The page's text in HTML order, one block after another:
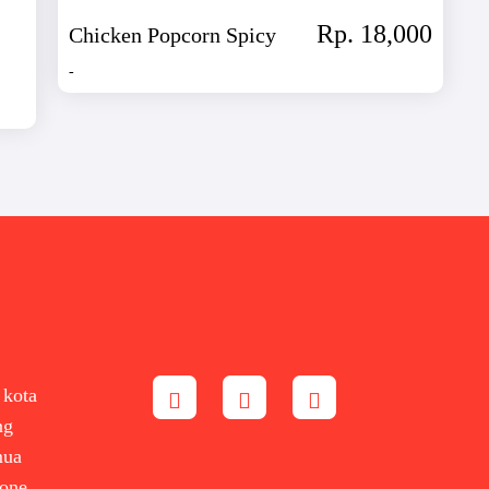
Chicken Popcorn Spicy Rp. 18,000
-